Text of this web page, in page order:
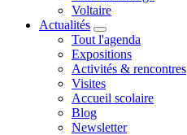
Voltaire
Actualités
Tout l'agenda
Expositions
Activités & rencontres
Visites
Accueil scolaire
Blog
Newsletter